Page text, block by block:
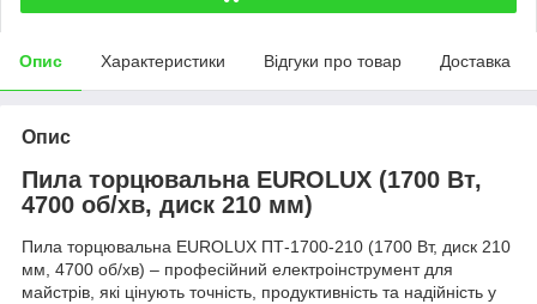
Опис Характеристики Відгуки про товар Доставка
Опис
Пила торцювальна EUROLUX (1700 Вт,
4700 об/хв, диск 210 мм)
Пила торцювальна EUROLUX ПТ-1700-210 (1700 Вт, диск 210
мм, 4700 об/хв) – професійний електроінструмент для
майстрів, які цінують точність, продуктивність та надійність у